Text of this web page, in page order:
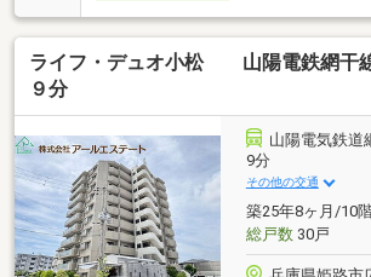
ライフ・デュオ小松 山陽電鉄網干
９分
山陽電気鉄道
9分
その他の交通
築25年8ヶ月/10
総戸数30戸